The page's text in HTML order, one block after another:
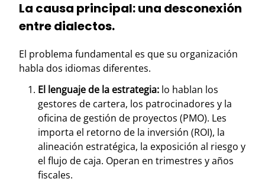
La causa principal: una desconexión
entre dialectos.
El problema fundamental es que su organización
habla dos idiomas diferentes.
El lenguaje de la estrategia: lo hablan los
gestores de cartera, los patrocinadores y la
oficina de gestión de proyectos (PMO). Les
importa el retorno de la inversión (ROI), la
alineación estratégica, la exposición al riesgo y
el flujo de caja. Operan en trimestres y años
fiscales.